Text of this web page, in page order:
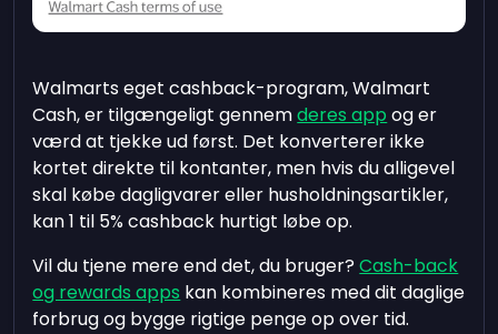
Walmarts eget cashback-program, Walmart
Cash, er tilgængeligt gennemderes app og er
værd at tjekke ud først. Det konverterer ikke
kortet direkte til kontanter, men hvis du alligevel
skal købe dagligvarer eller husholdningsartikler,
kan 1 til 5% cashback hurtigt løbe op.
Vil du tjene mere end det, du bruger?Cash-back
og rewards apps kan kombineres med dit daglige
forbrug og bygge rigtige penge op over tid.